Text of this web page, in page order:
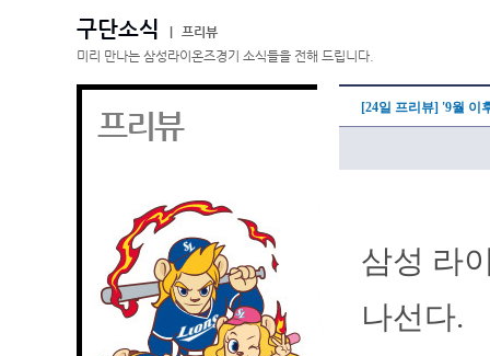
구단소식
프리뷰
미리 만나는 삼성라이온즈경기 소식들을 전해 드립니다.
프리뷰 [24일 프리뷰] '9월 이
삼성 라
나선다.